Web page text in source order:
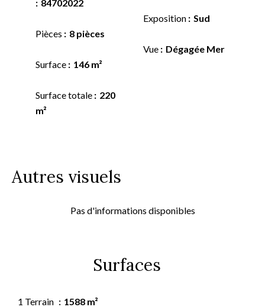
84702022
Pièces 8 pièces
Surface 146 m²
Surface totale
220
m²
Exposition Sud
Vue Dégagée Mer
Autres visuels
Pas d'informations disponibles
Surfaces
1 Terrain 1588 m²